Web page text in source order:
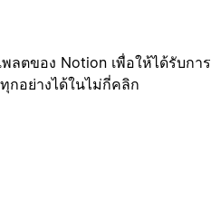
ลตของ Notion เพื่อให้ได้รับการ
กอย่างได้ในไม่กี่คลิก